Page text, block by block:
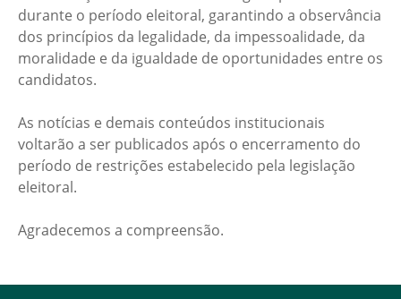
durante o período eleitoral, garantindo a observância
dos princípios da legalidade, da impessoalidade, da
moralidade e da igualdade de oportunidades entre os
candidatos.
As notícias e demais conteúdos institucionais
voltarão a ser publicados após o encerramento do
período de restrições estabelecido pela legislação
eleitoral.
Agradecemos a compreensão.